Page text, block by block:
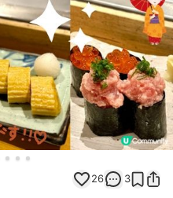
26 3